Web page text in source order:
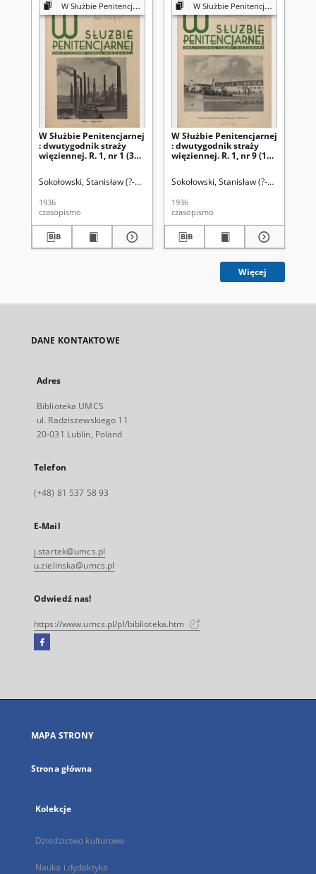
W Służbie Penitencjarnej : dwutygodnik straży więziennej
W Służbie Penitencjarnej
: dwutygodnik straży
więziennej. R. 1, nr 1 (3
Sokołowski, Stanisław (?-1938) Redakcja
1936
czasopismo
W Służbie Penitencjarnej : dwutygodnik straży więziennej
W Służbie Penitencjarnej
: dwutygodnik straży
więziennej. R. 1, nr 9 (1
Sokołowski, Stanisław (?-1938)
1936
czasopismo
Więcej
DANE KONTAKTOWE
Adres
Biblioteka UMCS
ul. Radziszewskiego 11
20-031 Lublin, Poland
Telefon
(+48) 81 537 58 93
E-Mail
j.startek@umcs.pl
u.zielinska@umcs.pl
Odwiedź nas!
https://www.umcs.pl/pl/biblioteka.htm
Facebook
się
karcie
MAPA STRONY
Strona główna
Kolekcje
Dziedzictwo kulturowe
Nauka i dydaktyka